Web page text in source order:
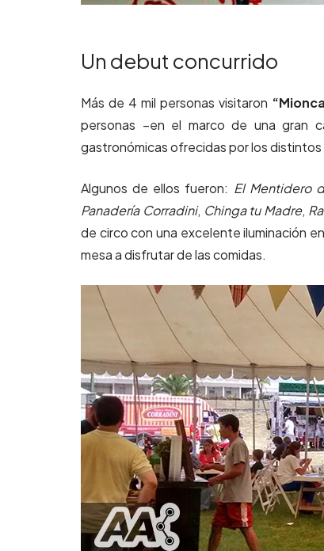
Un debut concurrido
Más de 4 mil personas visitaron
personas –en el marco de una gran
gastronómicas ofrecidas por los distintos
Algunos de ellos fueron: El Mentidero
Panadería Corradini, Chinga tu Madre,
de circo con una excelente iluminación
mesa a disfrutar de las comidas.